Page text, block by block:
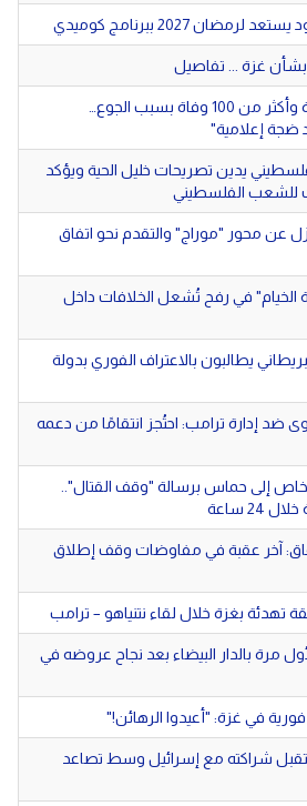
2027 ببرنامج كوميدي
بشأن غزة ... تفاصيل
أونروا: المجاعة اجتاحت غزة وأكثر من 100 وفاة بسبب الجوع…
ضجة إعلامية"
يدين تصريحات خليل الحية ويؤكد
للشعب الفلسطيني
عن محور "موراج" والتقدم نحو اتفاق
الخيام" في رفح تُشعل الخلافات داخل
يطالبون بالاعتراف الفوري بدولة
إدارة ترامب: احتُجز انتقامًا من دعمه
إلى حماس برسالة "وقف القتال"..
24 ساعة
آخر عقبة في مفاوضات وقف إطلاق
تهدئة بغزة خلال لقاء نتنياهو – ترامب
مرة بالدار البيضاء بعد نجاح عروضه في
في غزة: "أعيدوا الرهائن!"
شراكته مع إسرائيل وسط تصاعد